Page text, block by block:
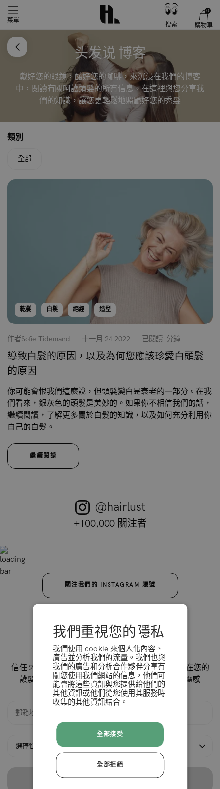
菜單
搜索
0
購物車
头发说 博客
戴好您的眼鏡，釀好您的咖啡，來沉浸在我們的博客
中，閱讀有關呵護頭髮的所有信息。在這裡與您分享我
們的知識，讓您更輕鬆地照顧好您的秀髮
類別
全部
乾髮 白髮 絕經 造型
作者Sofie Tidemand 十一月 24 2022 已閱讀1分鐘
導致白髮的原因，以及為何您應該珍愛白頭髮
的原因
你可能會恨我們這麼說，但頭髮變白是衰老的一部分。在我
們看來，銀灰色的頭髮是美妙的。如果你不相信我們的話，
繼續閱讀，了解更多關於白髮的知識，以及如何充分利用你
自己的白髮。
繼續閱讀
+100,000 關注者
@hairlust
關注我們的 INSTAGRAM 賬號
訂閱我們的電子簡報
信任 200,000 多人的選擇：訂閱我們的電子簡報，在您的
護髮之旅中獲取更多超值優惠、貼身建議和創新靈感
訂閱
條款 & 條例
拒絕
接受
我們重視您的隱私
我們使用 cookie 來個人化內容、
廣告並分析我們的流量。我們也與
我們的廣告和分析合作夥伴分享有
關您使用我們網站的信息，他們可
能會將這些資訊與您提供給他們的
其他資訊或他們從您使用其服務時
收集的其他資訊結合。
全部接受
全部拒絕